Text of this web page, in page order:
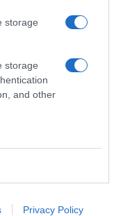
storage
storage
and other
Privacy Policy
ΔΡΌΜΟΥΣ